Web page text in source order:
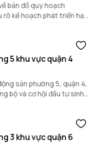
bản đồ quy hoạch
rõ kế hoạch phát triển hạ
đầu tư bất động sản tại
5 khu vực quận 4
sản phường 5, quận 4,
bộ và cơ hội đầu tư sinh
3 khu vực quận 6